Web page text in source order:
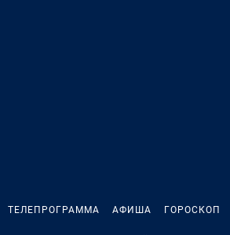
ТЕЛЕПРОГРАММА АФИША ГОРОСКОП